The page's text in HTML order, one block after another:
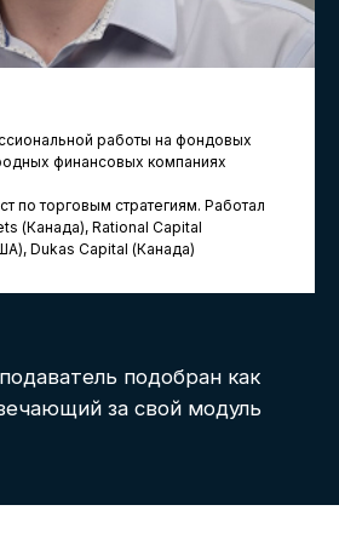
работы на фондовых
финансовых компаниях
по торговым стратегиям. Работал
(Канада), Rational Capital
Dukas Capital (Канада)